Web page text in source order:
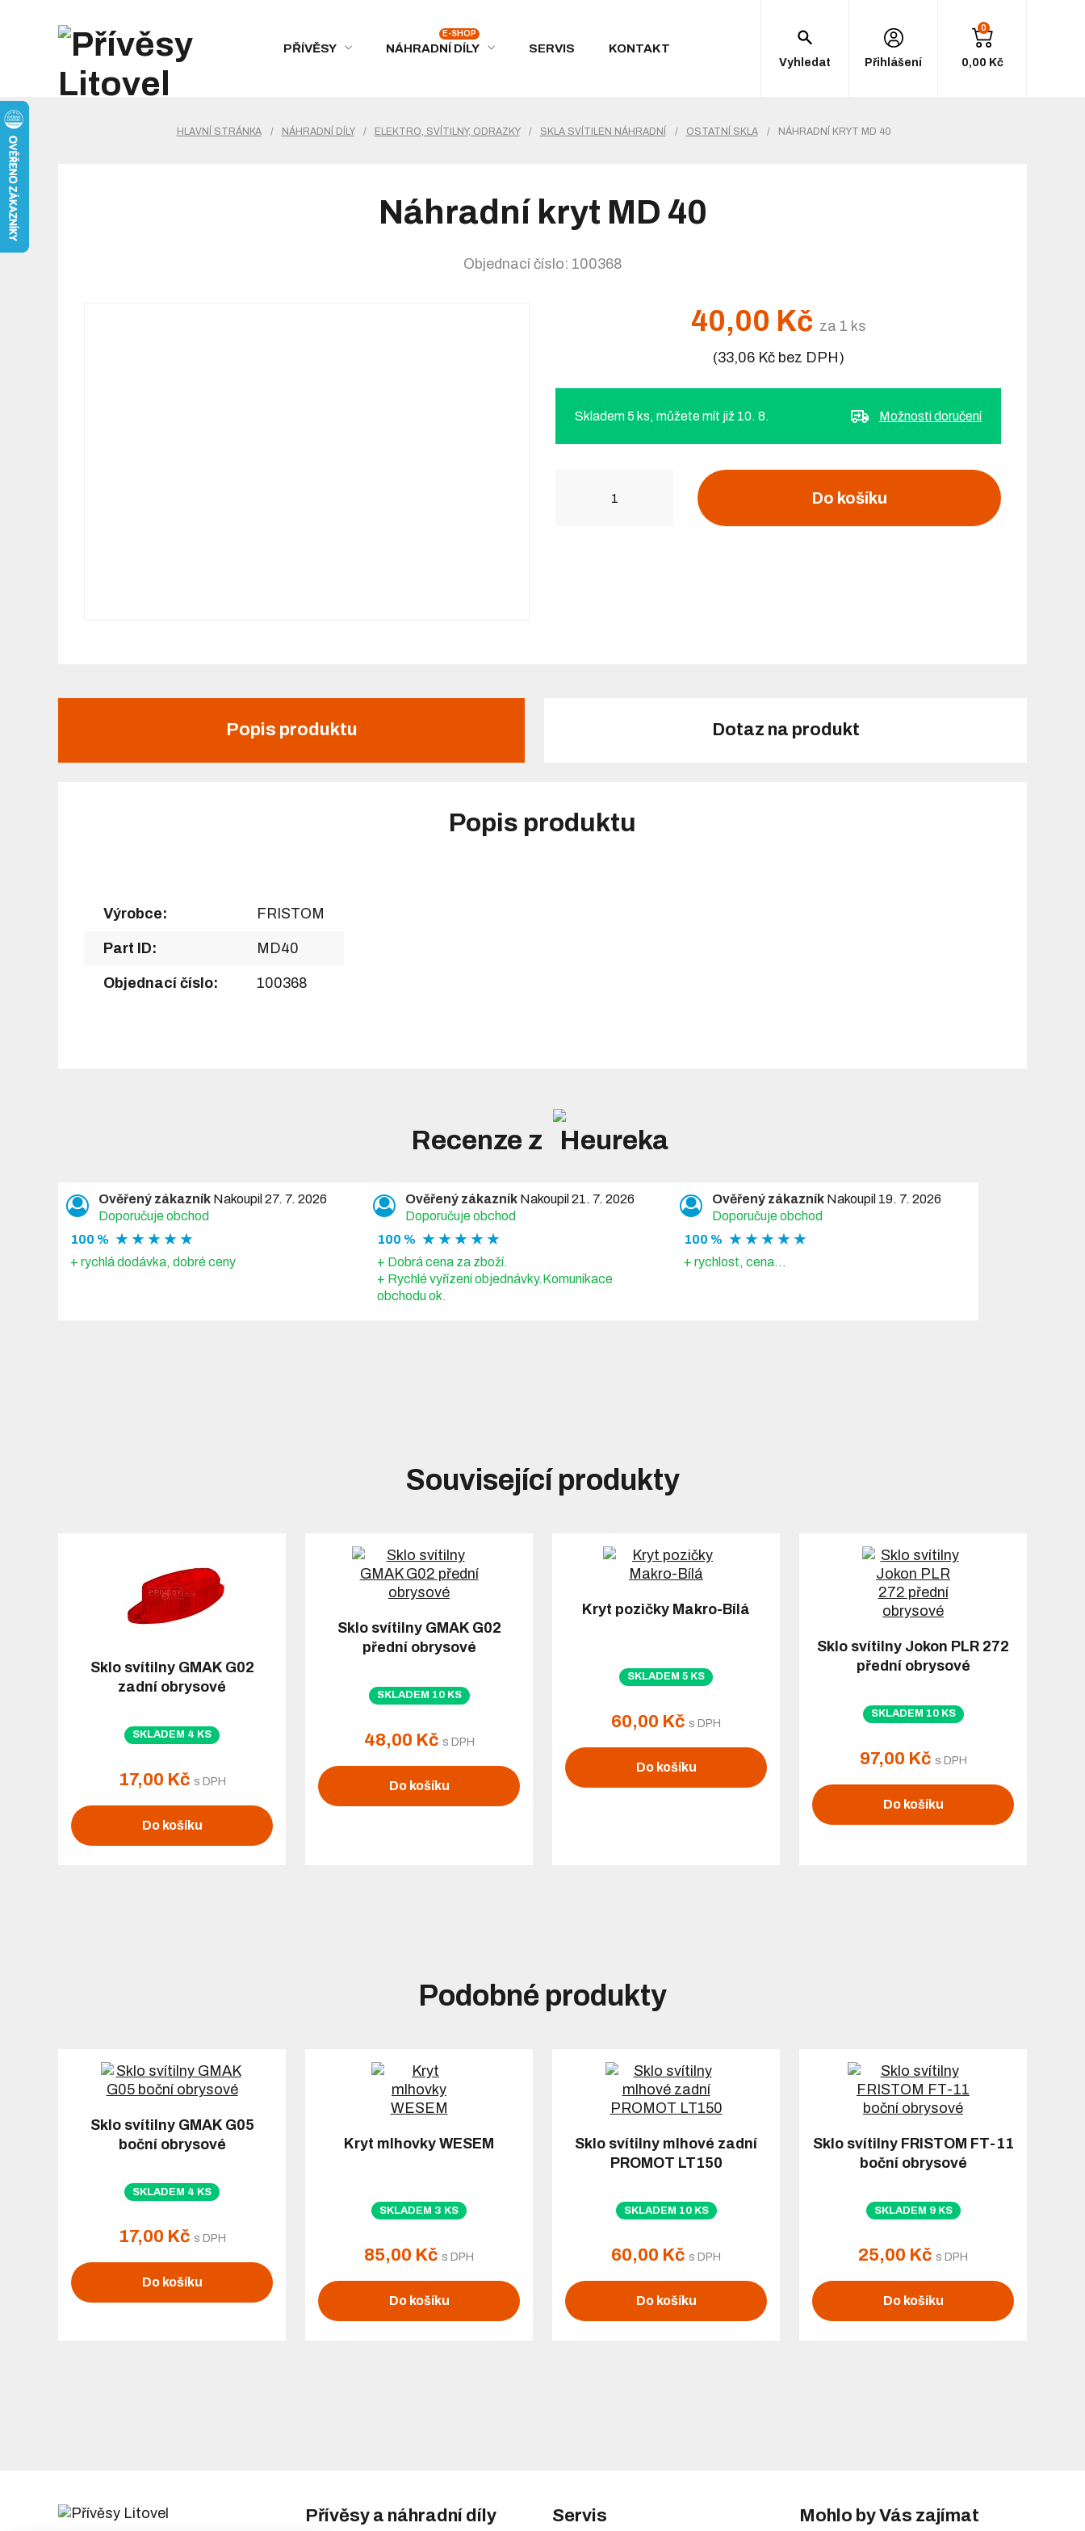
PŘÍVĚSY NÁHRADNÍ DÍLY SERVIS KONTAKT
Vyhledat Přihlášení
0
0,00 Kč
HLAVNÍ STRÁNKA / NÁHRADNÍ DÍLY / ELEKTRO, SVÍTILNY, ODRAZKY / SKLA SVÍTILEN NÁHRADNÍ / OSTATNÍ SKLA / NÁHRADNÍ KRYT MD 40
Náhradní kryt MD 40
Objednací číslo: 100368
40,00 Kč za 1 ks
(33,06 Kč bez DPH)
Skladem 5 ks, můžete mít již 10. 8. Možnosti doručení
Do košíku
Popis produktu Dotaz na produkt
Popis produktu
Výrobce: FRISTOM
Part ID: MD40
Objednací číslo: 100368
Recenze z
Ověřený zákazník Nakoupil 27. 7. 2026
Doporučuje obchod
100 % ★ ★ ★ ★ ★
+ rychlá dodávka, dobré ceny
Ověřený zákazníkNakoupil 21. 7. 2026
Doporučuje obchod
100 % ★ ★ ★ ★ ★
+ Dobrá cena za zboží.
+ Rychlé vyřízení objednávky.Komunikace
obchodu ok.
Ověřený zákazníkNakoupil 19. 7. 2026
Doporučuje obchod
100 % ★ ★ ★ ★ ★
+ rychlost, cena...
Související produkty
Sklo svítilny GMAK G02
zadní obrysové
SKLADEM 4 KS
17,00 Kč s DPH
Do košíku
Sklo svítilny GMAK G02
přední obrysové
SKLADEM 10 KS
48,00 Kč s DPH
Do košíku
Kryt pozičky Makro-Bílá
SKLADEM 5 KS
60,00 Kč s DPH
Do košíku
Sklo svítilny Jokon PLR 272
přední obrysové
SKLADEM 10 KS
97,00 Kč s DPH
Do košíku
Podobné produkty
Sklo svítilny GMAK G05
boční obrysové
SKLADEM 4 KS
17,00 Kč s DPH
Do košíku
Kryt mlhovky WESEM
SKLADEM 3 KS
85,00 Kč s DPH
Do košíku
Sklo svítilny mlhové zadní
PROMOT LT150
SKLADEM 10 KS
60,00 Kč s DPH
Do košíku
Sklo svítilny FRISTOM FT-11
boční obrysové
SKLADEM 9 KS
25,00 Kč s DPH
Do košíku
Přívěsy a náhradní díly Servis Mohlo by Vás zajímat